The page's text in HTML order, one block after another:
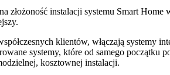
złożoność instalacji systemu Smart
klientów, włączają
systemy, które od samego
kosztownej instalacji.